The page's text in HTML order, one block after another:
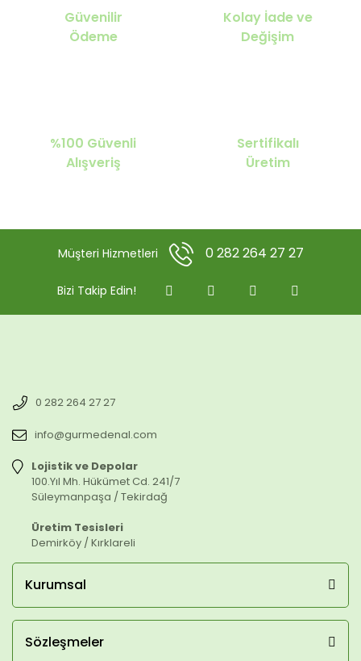
Güvenilir
Ödeme
Kolay İade ve
Değişim
%100 Güvenli
Alışveriş
Sertifikalı
Üretim
Müşteri Hizmetleri 0 282 264 27 27
Bizi Takip Edin!
0 282 264 27 27
info@gurmedenal.com
Lojistik ve Depolar
100.Yıl Mh. Hükümet Cd. 241/7
Süleymanpaşa / Tekirdağ
Üretim Tesisleri
Demirköy / Kırklareli
Kurumsal
Sözleşmeler